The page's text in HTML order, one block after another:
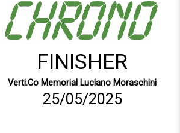
FINISHER
Verti.Co Memorial Luciano Moraschini
25/05/2025